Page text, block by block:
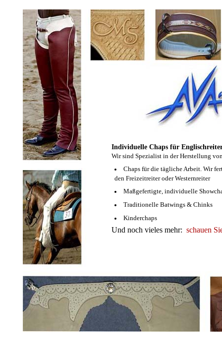
Individuelle Chaps für
Wir sind Spezialist in der Herstellung
Chaps für die tägliche Arbeit. Wir
den Freizeitreiter oder Westernreiter
Maßgefertigte, individuelle
Traditionelle Batwings & Chinks
Kinderchaps
Und noch vieles mehr:schauen